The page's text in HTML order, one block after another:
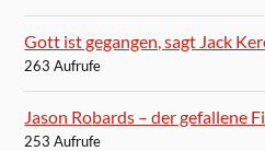
Gott ist gegangen, sagt Jack
263 Aufrufe
Jason Robards – der gefallene
253 Aufrufe